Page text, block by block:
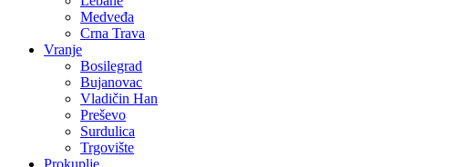
Medveđa
Crna Trava
Vranje
Bosilegrad
Bujanovac
Vladičin Han
Preševo
Surdulica
Trgovište
Prokuplje